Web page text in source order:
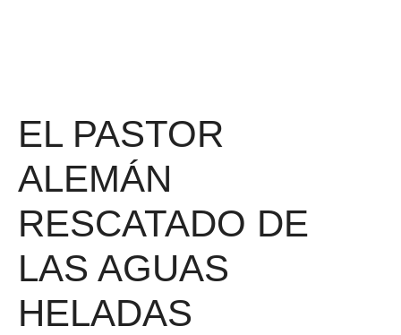
EL PASTOR
ALEMÁN
RESCATADO DE
LAS AGUAS
HELADAS